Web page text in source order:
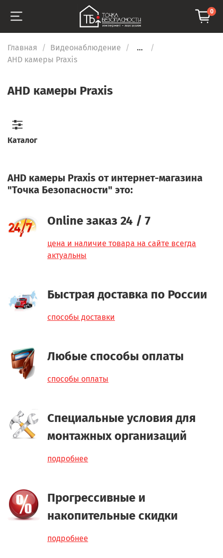
0
Главная Видеонаблюдение
...
AHD камеры Praxis
AHD камеры Praxis
AHD камеры Praxis от интернет-магазина
"Точка Безопасности" это:
Online заказ 24 / 7
цена и наличие товара на сайте всегда
актуальны
Быстрая доставка по России
способы доставки
Любые способы оплаты
способы оплаты
Специальные условия для
монтажных организаций
подробнее
Прогрессивные и
накопительные скидки
подробнее
Каталог